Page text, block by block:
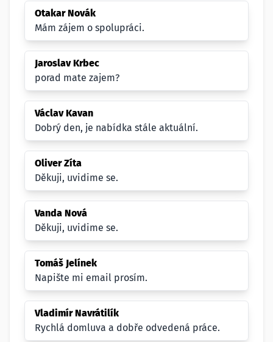
Otakar Novák
Mám zájem o spolupráci.
Jaroslav Krbec
porad mate zajem?
Václav Kavan
Dobrý den, je nabídka stále aktuální.
Oliver Zíta
Děkuji, uvidime se.
Vanda Nová
Děkuji, uvidime se.
Tomáš Jelínek
Napište mi email prosím.
Vladimír Navrátilík
Rychlá domluva a dobře odvedená práce.